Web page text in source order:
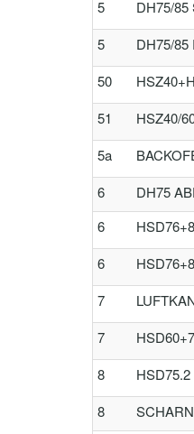
5 DH75/85
5 DH75/85
50
51 HSZ40/
5a
6 DH75
6
6
7
7
8
8